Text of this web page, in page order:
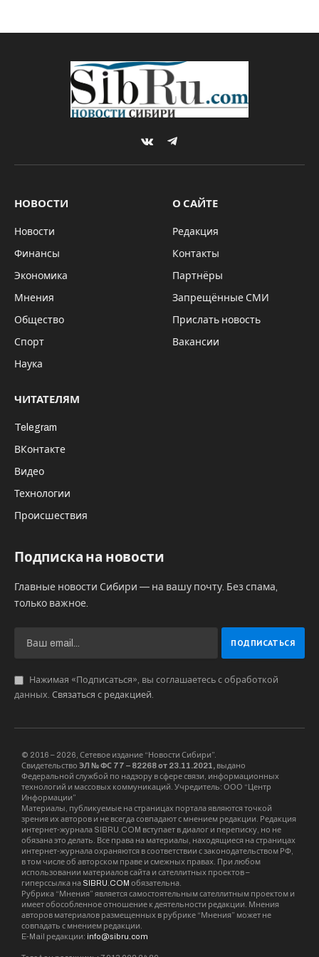
престижной лигой среди
топовых футбольных
дивизионов мира
Редакция SibRu.com 13.01.2026 НОВОСТИ
Когда сегодняшние болельщики смотрят
матчи АПЛ, многие уже воспринимают
естественное явление. Однако путь к
такому положению занял годы. Лига шаг за
шагом собирала вокруг себя внимание
зрителей, крупных партнеров и
специалистов, формируя платформу, на
стадионов, спортивная плотность, умение
подход к развитию
Не секрет, что сегодня декабрьскиепрогнозы
на РПЛ, АПЛ и другие
популярные турниры пользуются огромной
популярностью у болельщиков.
В разные периоды местные коллективы по-
разному реагировали на требования времени.
Одни несут за собой богатый багаж традиций,
другие пришли в элитный футбол значительно
позже. При этом всех объединил принцип,
который стал ключевым: движение вперед.
Клубы сделали ставку на системную работу
внутри команды, инфраструктурные шаги и
постоянное обновление подходов.
За двадцать с лишним лет АПЛ сумела